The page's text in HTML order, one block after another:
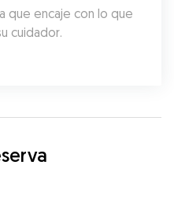
que encaje con lo que
cuidador.